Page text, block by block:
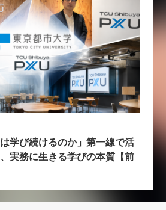
学び続けるのか」第一線で活
実務に生きる学びの本質【前